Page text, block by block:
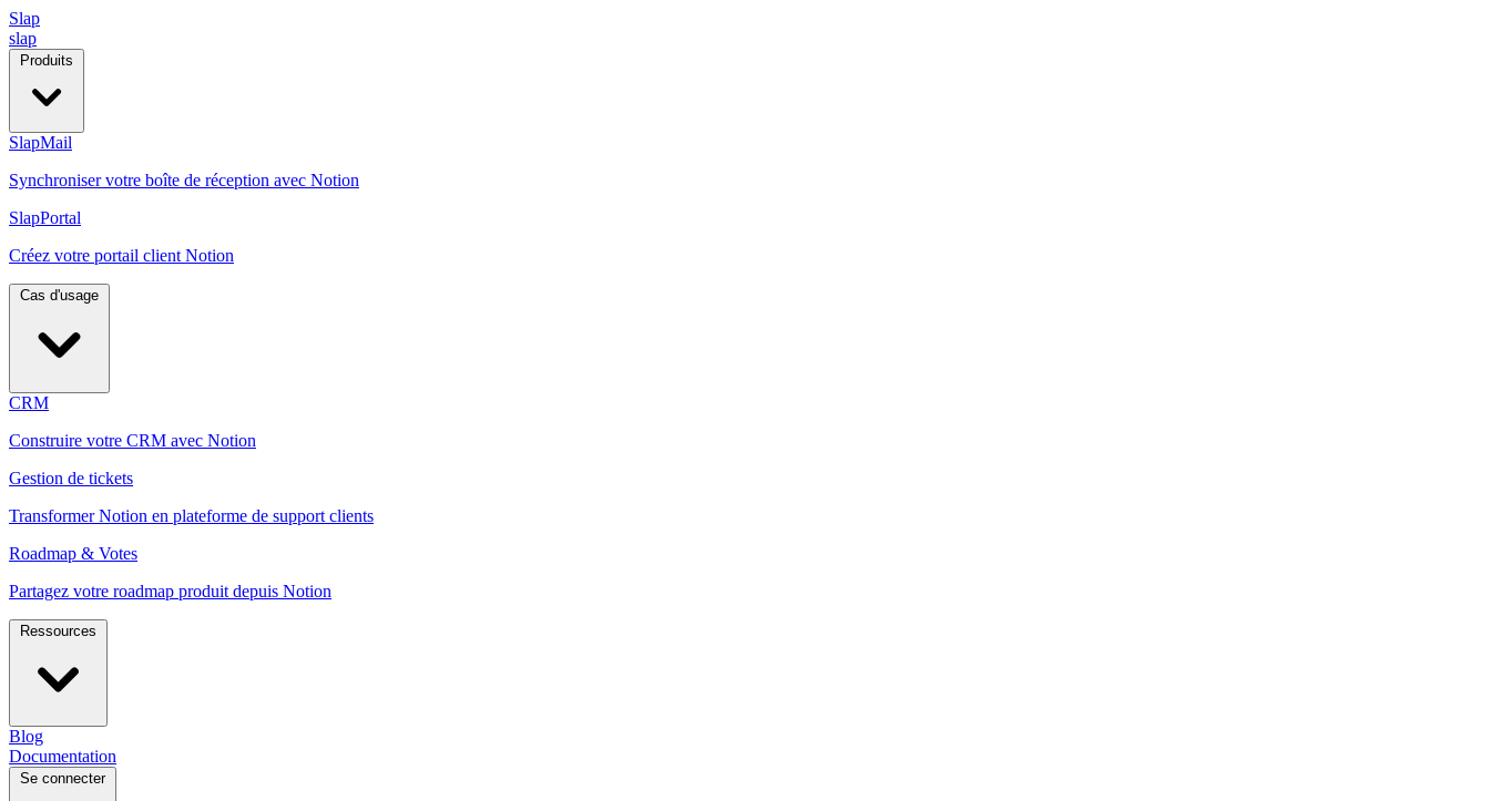
Slap
slap
Produits
SlapMail
Synchroniser votre boîte de réception avec Notion
SlapPortal
Créez votre portail client Notion
Cas d'usage
CRM
Construire votre CRM avec Notion
Gestion de tickets
Transformer Notion en plateforme de support clients
Roadmap & Votes
Partagez votre roadmap produit depuis Notion
Ressources
Blog
Documentation
Se connecter